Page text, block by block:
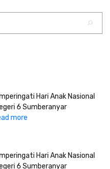
Hari Anak Nasional
6 Sumberanyar
more
Hari Anak Nasional
6 Sumberanyar